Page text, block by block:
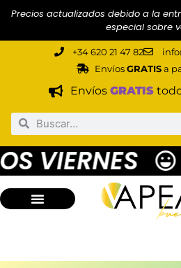
Precios actualizados debido a la
especial sobre
+34 620 21 47 82
EnvíosGRATISa
EnvíosGRATIS
VIERNES